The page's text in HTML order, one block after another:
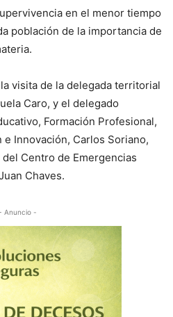
en el menor tiempo
población de la importancia de
visita de la delegada territorial
Caro, y el delegado
Formación Profesional,
Innovación, Carlos Soriano,
Centro de Emergencias
Chaves.
Anuncio -